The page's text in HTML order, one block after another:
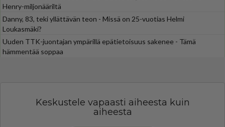
Henry-miljonääriltä
Danny, 83, teki yllättävän teon - Missä on 25-vuotias Helmi
Loukasmäki?
Uuden TTK-juontajan ympärillä epätietoisuus sakenee - Tämä
hämmentää soppaa
Keskustele vapaasti aiheesta kuin
aiheesta